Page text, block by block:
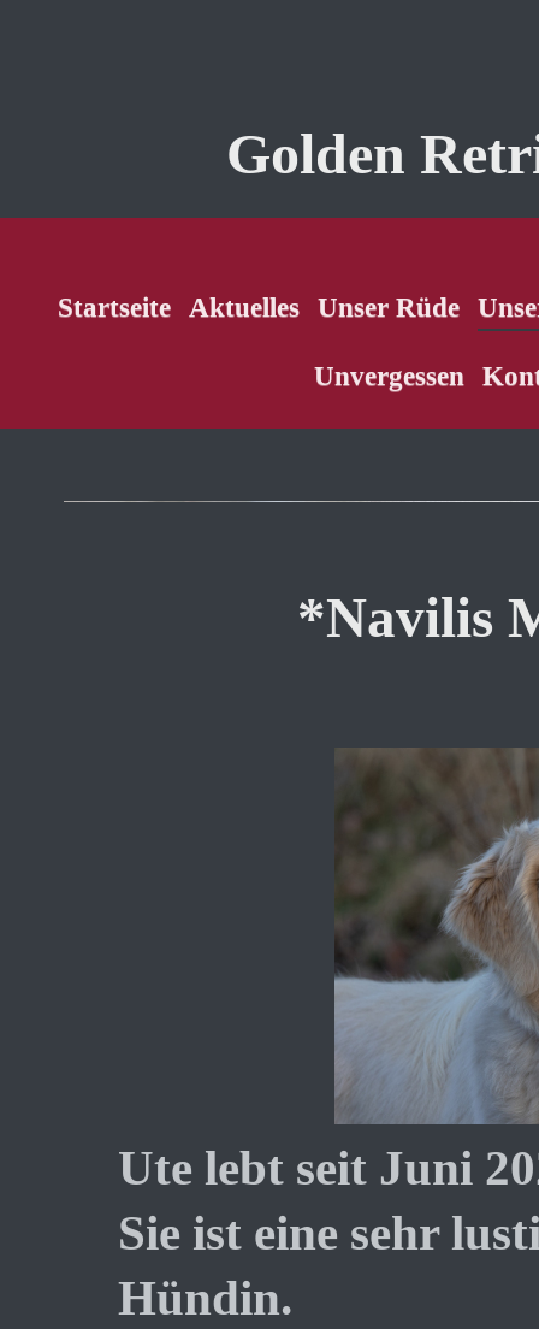
Golden
Startseite Aktuelles Unser Rüde
Unvergessen
*Navilis
Ute lebt seit Juni
Sie ist eine sehr
Hündin.